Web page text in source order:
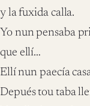
y la fuxida calla.
Yo nun pensaba
que ellí…
Ellí nun paecía
Depués tou taba